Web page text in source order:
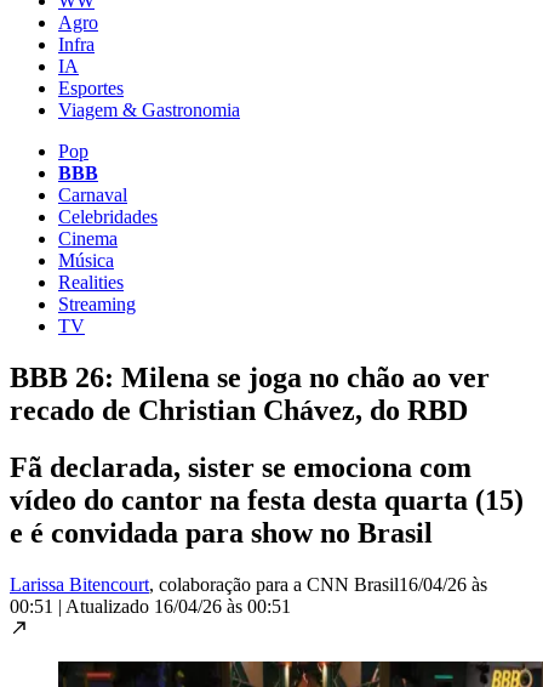
Agro
Infra
IA
Esportes
Viagem & Gastronomia
Pop
BBB
Carnaval
Celebridades
Cinema
Música
Realities
Streaming
TV
BBB 26: Milena se joga no chão ao ver
recado de Christian Chávez, do RBD
Fã declarada, sister se emociona com
vídeo do cantor na festa desta quarta (15)
e é convidada para show no Brasil
Larissa Bitencourt, colaboração para a CNN Brasil16/04/26 às
00:51 | Atualizado 16/04/26 às 00:51